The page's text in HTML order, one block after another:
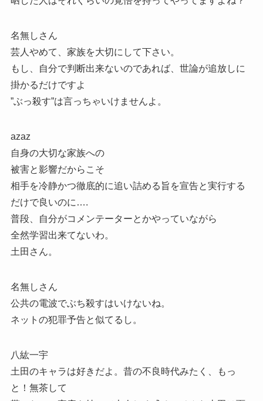
名無しさん
芸人やめて、家族を大切にして下さい。
もし、自分で判断出来ないのであれば、世論が追放しに
掛かるだけですよ
”ぶっ殺す”は言っちゃいけませんよ。
azaz
自身の大切な家族への
被害と影響だからこそ
相手を冷静かつ徹底的に追い詰める旨を宣告と実行する
だけで良いのに….
普段、自分がコメンテーターとかやっていながら
全然学習出来てないわ。
土田さん。
名無しさん
公共の電波でぶち殺すはいけないね。
ネットの犯罪予告と似てるし。
八紘一宇
土田のキャラは好きだよ。昔の不良時代みたく、もっ
と！無茶して